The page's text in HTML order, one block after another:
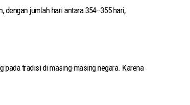
dengan jumlah hari antara 354–355 hari,
pada tradisi di masing-masing negara. Karena